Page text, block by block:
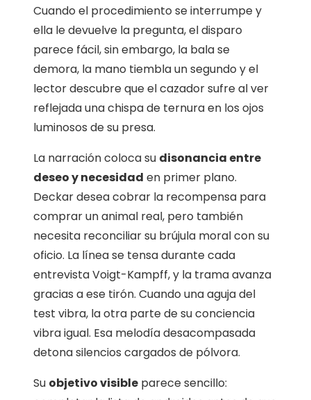
Cuando el procedimiento se interrumpe y
ella le devuelve la pregunta, el disparo
parece fácil, sin embargo, la bala se
demora, la mano tiembla un segundo y el
lector descubre que el cazador sufre al ver
reflejada una chispa de ternura en los ojos
luminosos de su presa.
La narración coloca su disonancia entre
deseo y necesidad en primer plano.
Deckar desea cobrar la recompensa para
comprar un animal real, pero también
necesita reconciliar su brújula moral con su
oficio. La línea se tensa durante cada
entrevista Voigt-Kampff, y la trama avanza
gracias a ese tirón. Cuando una aguja del
test vibra, la otra parte de su conciencia
vibra igual. Esa melodía desacompasada
detona silencios cargados de pólvora.
Su objetivo visible parece sencillo: